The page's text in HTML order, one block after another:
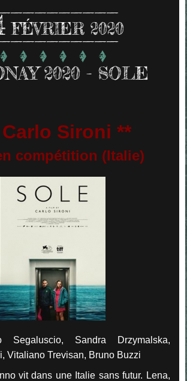
FÉVRIER 2020
2020 - SOLE
Sironi **
compétition (Italie)
Segaluscio, Sandra Drzymalska,
Vitaliano Trevisan, Bruno Buzzi
vit dans une Italie sans futur. Lena,